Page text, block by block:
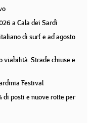
a Cala dei Sardi
di surf e ad agosto
viabilità. Strade chiuse e
Festival
di posti e nuove rotte per